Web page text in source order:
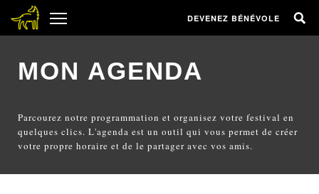
DEVENEZ BÉNÉVOLE
MON AGENDA
Parcourez notre programmation et organisez votre festival en
quelques clics. L'agenda est un outil qui vous permet de créer
votre propre horaire et de le partager avec vos amis.